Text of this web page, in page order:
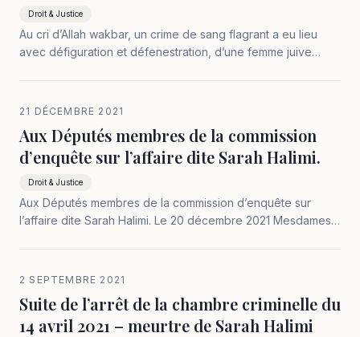
Droit & Justice
Au cri d’Allah wakbar, un crime de sang flagrant a eu lieu
avec défiguration et défenestration, d’une femme juive
identifié sans conteste.…
21 DÉCEMBRE 2021
Aux Députés membres de la commission
d’enquête sur l’affaire dite Sarah Halimi.
Droit & Justice
Aux Députés membres de la commission d’enquête sur
l’affaire dite Sarah Halimi. Le 20 décembre 2021 Mesdames
remerciés. Après avoir écouté…
2 SEPTEMBRE 2021
Suite de l’arrêt de la chambre criminelle du
14 avril 2021 – meurtre de Sarah Halimi